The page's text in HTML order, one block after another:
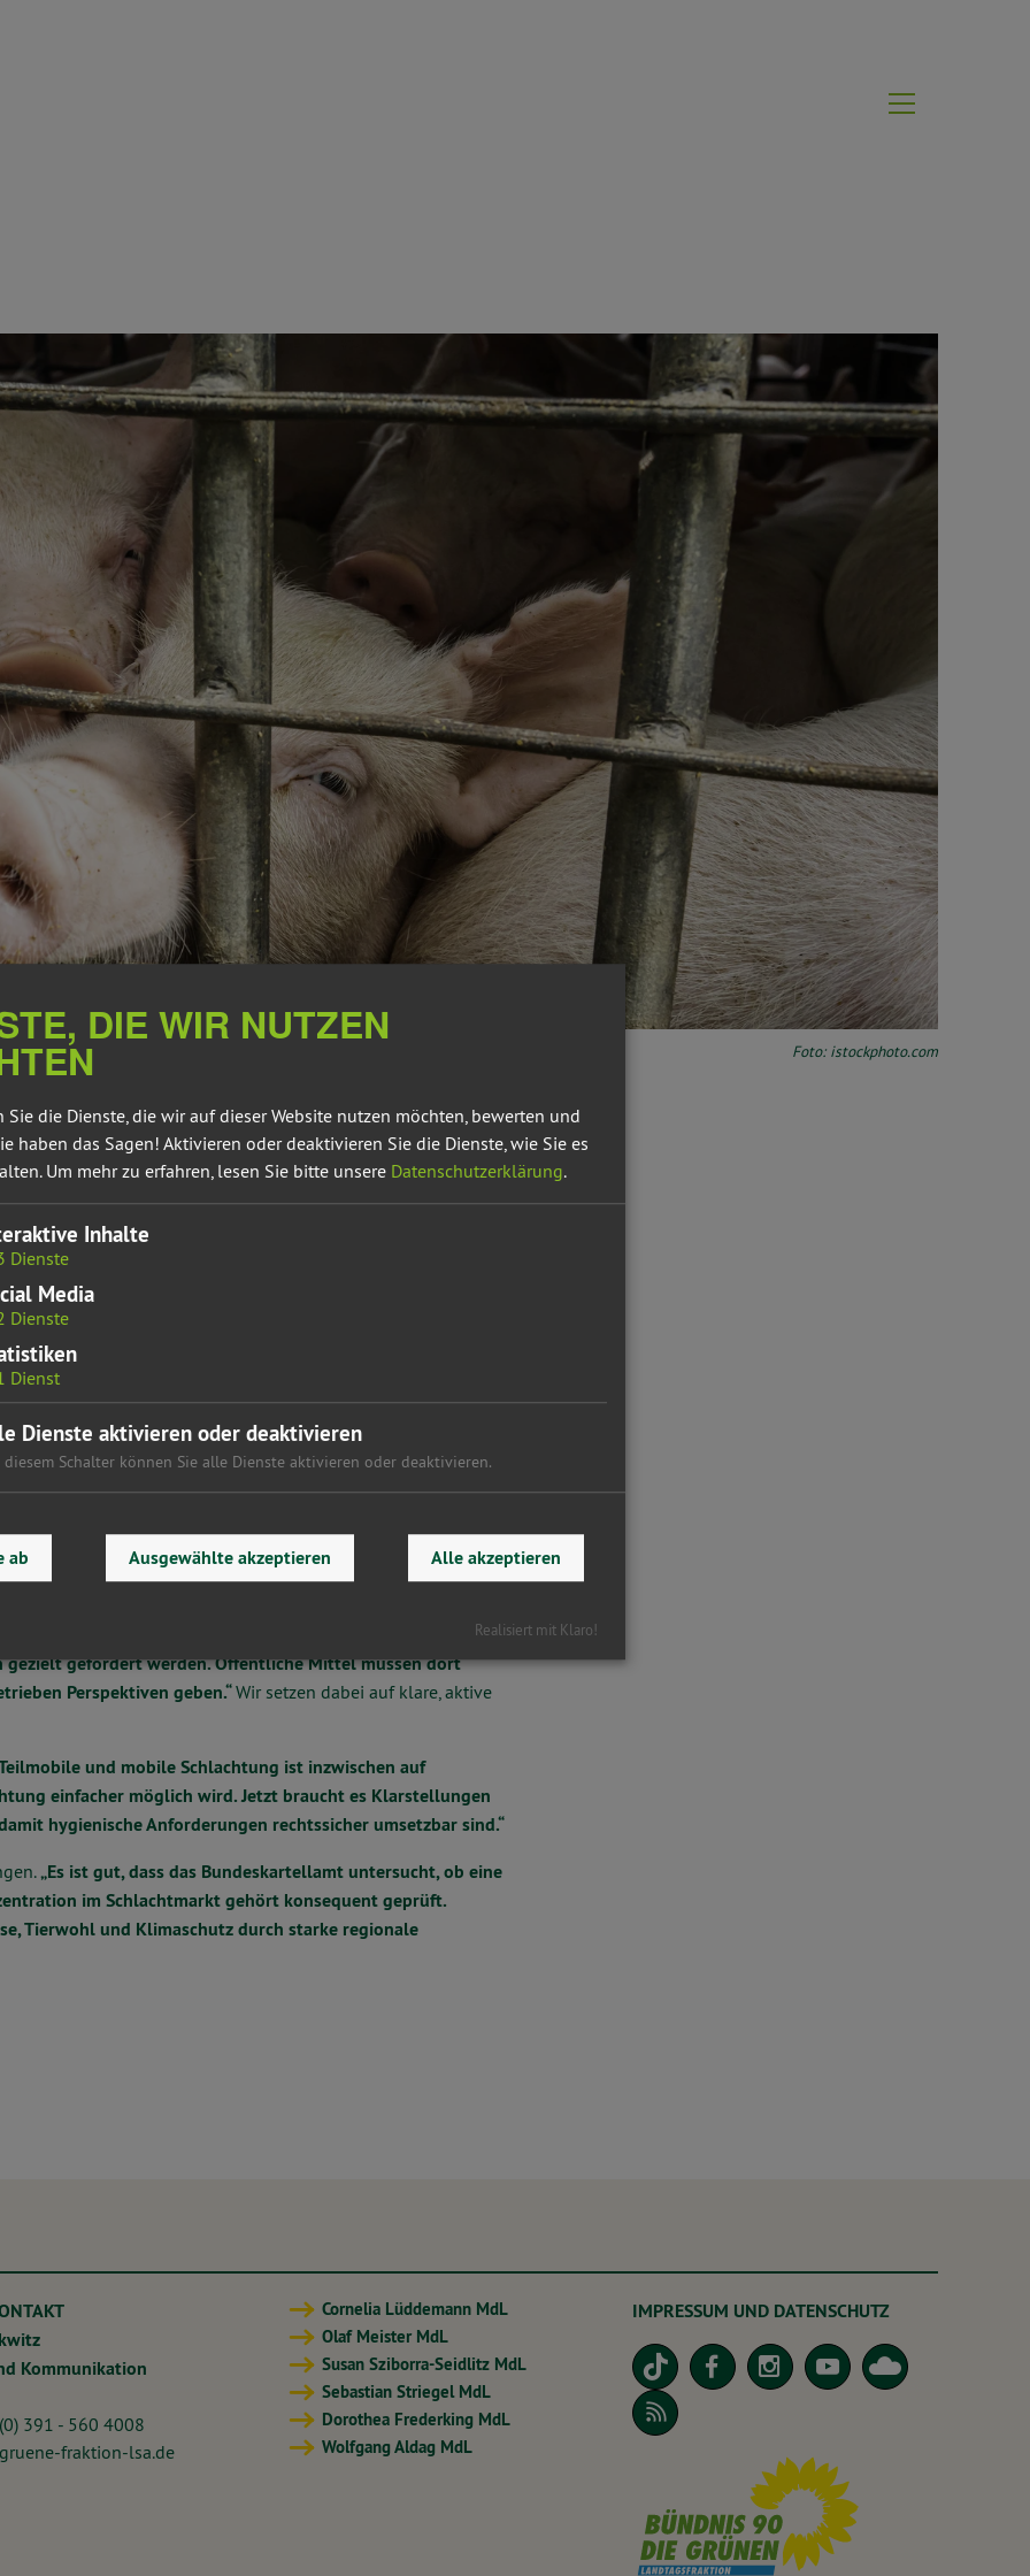
Foto: istockphoto.com
VERSCHÄRFT A
SCHLACHTSTANDORTEN
Perleberg, der zur Schlachthof Uhlen GmbH gehört,
Für viele schweinehaltende Betriebe bedeutet das
den großen Standorten des Tönnies-Konzerns zu bringen, nach
(Nordrhein-Westfalen) und Kellinghusen (Schleswig-
Tönnies Schlachthöfe. Das ist kritisch, weil der Konzern seine
Gleichzeitig nehmen Tierleid auf langen Transporten
„Wir setzen uns dafür ein,
gefördert werden. Öffentliche Mittel müssen dort
Perspektiven geben.“Wir setzen dabei auf klare, aktive
und mobile Schlachtung ist inzwischen auf
einfacher möglich wird. Jetzt braucht es Klarstellungen
hygienische Anforderungen rechtssicher umsetzbar sind.“
„Es ist gut, dass das Bundeskartellamt untersucht, ob eine
im Schlachtmarkt gehört konsequent geprüft.
Tierwohl und Klimaschutz durch starke regionale
Kommunikation
391 - 560 4008
fraktion-lsa.de
Cornelia Lüddemann MdL
Olaf Meister MdL
Susan Sziborra-Seidlitz MdL
Sebastian Striegel MdL
Dorothea Frederking MdL
Wolfgang Aldag MdL
IMPRESSUM UND DATENSCHUTZ
DIE WIR NUTZEN
Sie die Dienste, die wir auf dieser Website nutzen möchten, bewerten und
haben das Sagen! Aktivieren oder deaktivieren Sie die Dienste, wie Sie es
Um mehr zu erfahren, lesen Sie bitte unsere Datenschutzerklärung.
Inhalte
Dienste
Media
Dienste
Dienst
Dienste aktivieren oder deaktivieren
Schalter können Sie alle Dienste aktivieren oder deaktivieren.
ab Ausgewählte akzeptieren Alle akzeptieren
Realisiert mit Klaro!